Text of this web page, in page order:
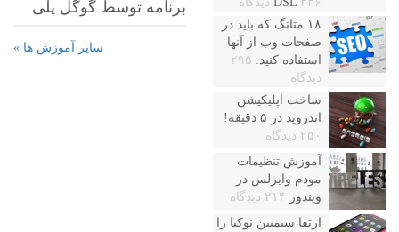
۱۸ متاتگ که باید در
صفحات وب از آنها
استفاده کنید. ۲۹۵
دیدگاه
ساخت اپلیکیشن
اندروید در ۵ دقیقه!
۲۵۰ دیدگاه
آموزش تنظیمات
مودم وایرلس در
ویندوز
۲۱۴ دیدگاه
ارتقا سیمبین نوکیا را
برنامه توسط گوگل پلی
سایر آموزش ها »